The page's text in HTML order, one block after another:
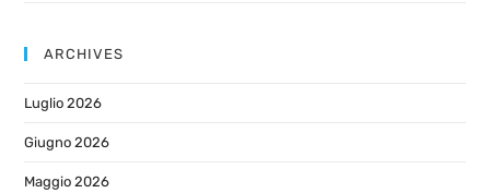
ARCHIVES
Luglio 2026
Giugno 2026
Maggio 2026